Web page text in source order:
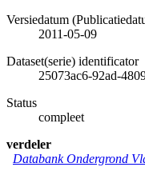
Versiedatum
2011-05-09
Dataset(serie) identificator
25073ac6-92ad-
Status
compleet
verdeler
Databank Ondergrond